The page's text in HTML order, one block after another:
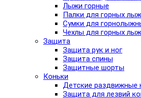
Лыжи горные
Палки для горных лыж
Сумки для
Чехлы для горных лыж
Защита
Защита рук и ног
Защита спины
Защитные шорты
Коньки
Детские раздвижные
Защита для лезвий